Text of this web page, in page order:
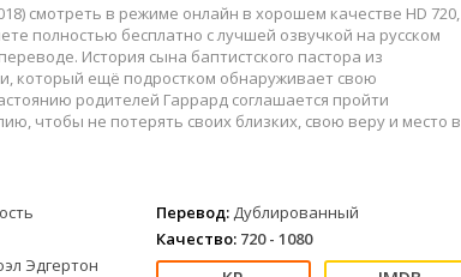
Военные
Детективы
Детские
Драмы
Приключения
Семейные
Спорт
Триллеры
2024
2023
2022
2021
Зарубежные
Фильмы из соцетей
смотреть в режиме онлайн в хорошем качестве HD 720,
полностью бесплатно с лучшей озвучкой на русском
История сына баптистского пастора из
который ещё подростком обнаруживает свою
родителей Гаррард соглашается пройти
чтобы не потерять своих близких, свою веру и место в
Эдгертон
Перевод: Дублированный
Качество: 720 - 1080